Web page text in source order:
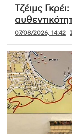
Τζέιμς
07/08/2026, 14:42